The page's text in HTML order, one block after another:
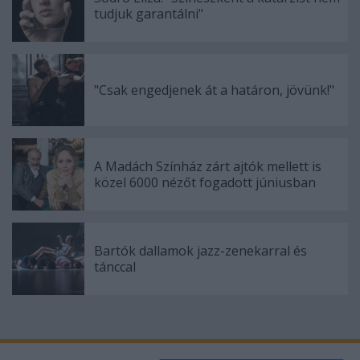
tudjuk garantálni"
"Csak engedjenek át a határon, jövünk!"
A Madách Színház zárt ajtók mellett is
közel 6000 nézőt fogadott júniusban
Bartók dallamok jazz-zenekarral és
tánccal